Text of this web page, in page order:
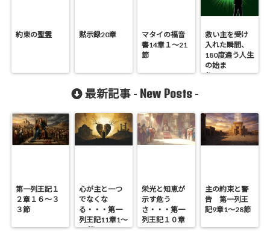
約束の聖霊 黙示録20章
マタイの福音
書14章１～21
節
救い主を受け
入れた瞬間、
180度違う人生
の始ま
り。・・・エ
最新記事 - New Posts -
第一列王記１
２章１６～３
３節
心が主と一つ
でなくな
る・・・第一
列王記11章1～
25節
栄光と知恵が
示す危う
さ・・・第一
列王記１０章
主の約束と警
告 第一列王
記9章1～28節